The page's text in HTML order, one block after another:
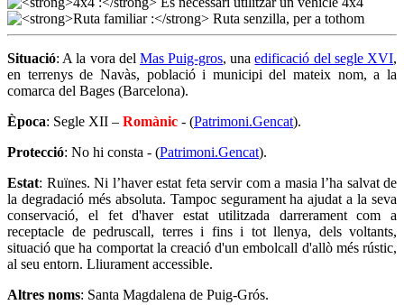
Situació: A la vora del Mas Puig-gros, unaedificació del segle XVI,
en terrenys de Navàs, població i municipi del mateix nom, a la
comarca del Bages (Barcelona).
Època: Segle XII – Romànic - (Patrimoni.Gencat).
Protecció: No hi consta - (Patrimoni.Gencat).
Estat: Ruïnes. Ni l’haver estat feta servir com a masia l’ha salvat de
la degradació més absoluta. Tampoc segurament ha ajudat a la seva
conservació, el fet d'haver estat utilitzada darrerament com a
receptacle de pedruscall, terres i fins i tot llenya, dels voltants,
situació que ha comportat la creació d'un embolcall d'allò més rústic,
al seu entorn. Lliurament accessible.
Altres noms: Santa Magdalena de Puig-Grós.